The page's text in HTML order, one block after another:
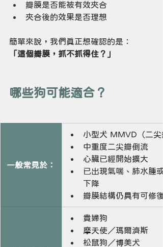
瓣膜是否能被有效夾合
夾合後的效果是否理想
簡單來說，我們真正想確認的是：
「這個瓣膜，抓不抓得住？」
哪些狗可能適合？
一般常見於：
小型犬 MMVD（二尖
中重度二尖瓣倒流
心臟已經開始擴大
已出現氣喘、肺水腫
下降
瓣膜結構仍具有可修復
貴婦狗
摩天使／瑪爾濟斯
松鼠狗／博美犬